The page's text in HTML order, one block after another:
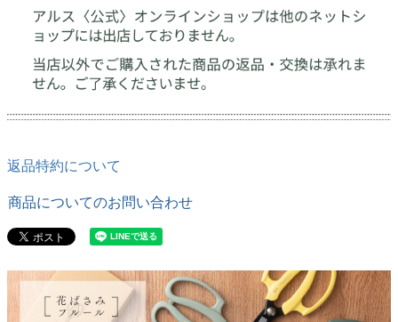
返品特約について
商品についてのお問い合わせ